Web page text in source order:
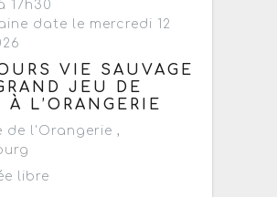
17h30
date le mercredi 12
VIE SAUVAGE
JEU DE
À L’ORANGERIE
de l'Orangerie ,
libre